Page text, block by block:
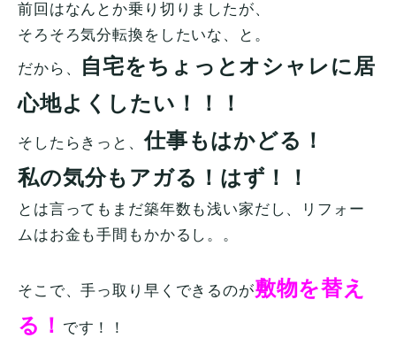
前回はなんとか乗り切りましたが、
そろそろ気分転換をしたいな、と。
だから、
自宅をちょっとオシャレに居
心地よくしたい！！！
そしたらきっと、仕事もはかどる！
私の気分もアガる！ はず！！
とは言ってもまだ築年数も浅い家だし、リフォー
ムはお金も手間もかかるし。。
そこで、手っ取り早くできるのが敷物を替え
る！ です！！